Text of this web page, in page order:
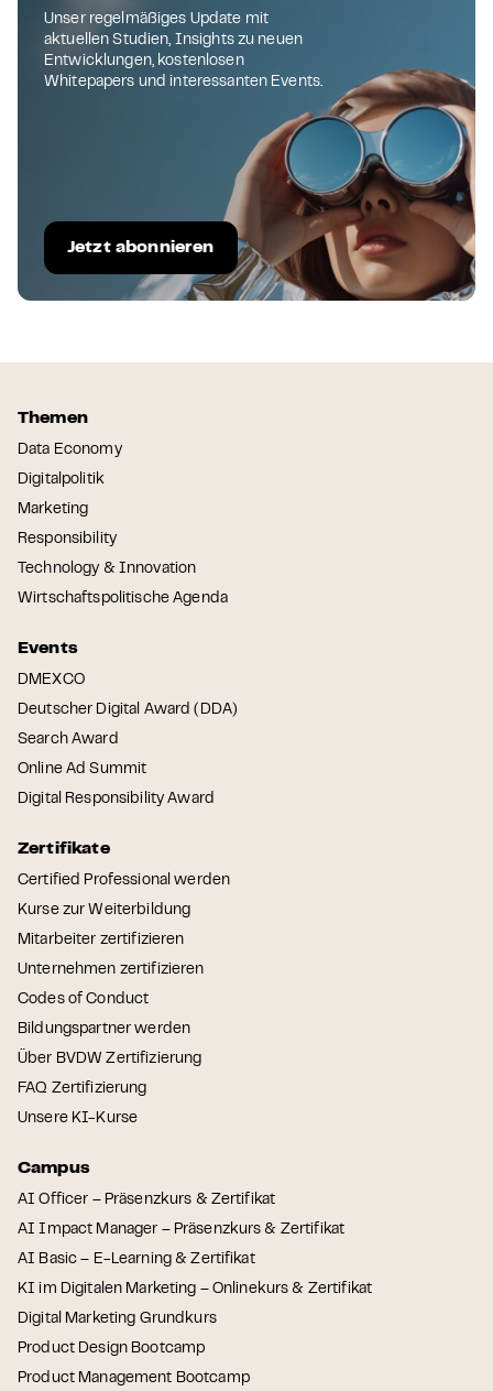
Unser regelmäßiges Update mit
aktuellen Studien, Insights zu neuen
Entwicklungen, kostenlosen
Whitepapers und interessanten Events.
Jetzt abonnieren
Themen
Data Economy
Digitalpolitik
Marketing
Responsibility
Technology & Innovation
Wirtschaftspolitische Agenda
Events
DMEXCO
Deutscher Digital Award (DDA)
Search Award
Online Ad Summit
Digital Responsibility Award
Zertifikate
Certified Professional werden
Kurse zur Weiterbildung
Mitarbeiter zertifizieren
Unternehmen zertifizieren
Codes of Conduct
Bildungspartner werden
Über BVDW Zertifizierung
FAQ Zertifizierung
Unsere KI-Kurse
Campus
AI Officer – Präsenzkurs & Zertifikat
AI Impact Manager – Präsenzkurs & Zertifikat
AI Basic – E-Learning & Zertifikat
KI im Digitalen Marketing – Onlinekurs & Zertifikat
Digital Marketing Grundkurs
Product Design Bootcamp
Product Management Bootcamp